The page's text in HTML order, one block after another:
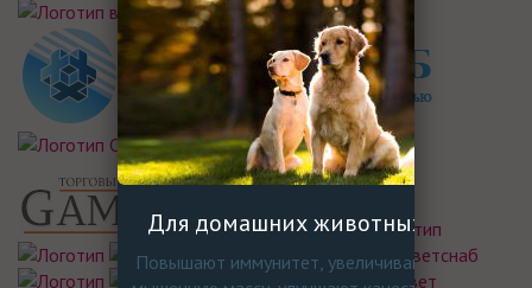
Для домашних животных
Повышают иммунитет, увеличивают